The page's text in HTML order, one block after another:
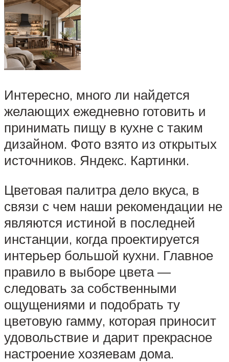
Интересно, много ли найдется
желающих ежедневно готовить и
принимать пищу в кухне с таким
дизайном. Фото взято из открытых
источников. Яндекс. Картинки.
Цветовая палитра дело вкуса, в
связи с чем наши рекомендации не
являются истиной в последней
инстанции, когда проектируется
интерьер большой кухни. Главное
правило в выборе цвета —
следовать за собственными
ощущениями и подобрать ту
цветовую гамму, которая приносит
удовольствие и дарит прекрасное
настроение хозяевам дома.